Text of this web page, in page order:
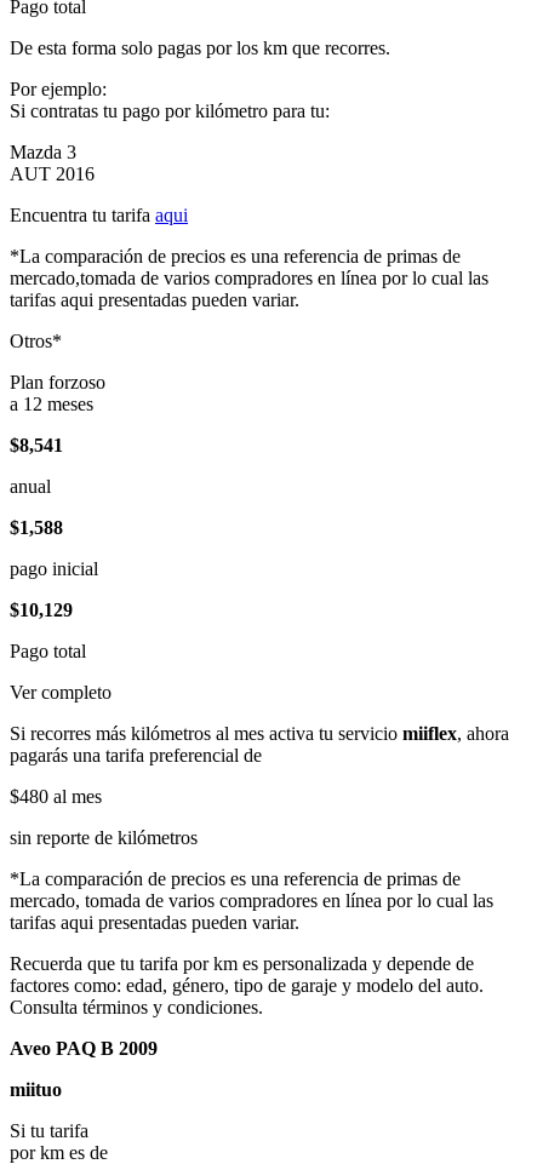
Pago total
De esta forma solo pagas por los km que recorres.
Por ejemplo:
Si contratas tu pago por kilómetro para tu:
Mazda 3
AUT 2016
Encuentra tu tarifa aqui
*La comparación de precios es una referencia de primas de
mercado,tomada de varios compradores en línea por lo cual las
tarifas aqui presentadas pueden variar.
Otros*
Plan forzoso
a 12 meses
$8,541
anual
$1,588
pago inicial
$10,129
Pago total
Ver completo
Si recorres más kilómetros al mes activa tu servicio miiflex, ahora
pagarás una tarifa preferencial de
$480 al mes
sin reporte de kilómetros
*La comparación de precios es una referencia de primas de
mercado, tomada de varios compradores en línea por lo cual las
tarifas aqui presentadas pueden variar.
Recuerda que tu tarifa por km es personalizada y depende de
factores como: edad, género, tipo de garaje y modelo del auto.
Consulta términos y condiciones.
Aveo PAQ B 2009
miituo
Si tu tarifa
por km es de